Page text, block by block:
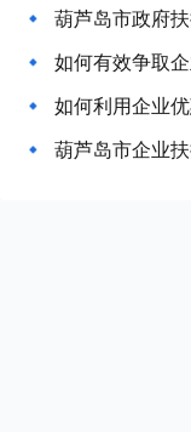
葫芦岛市政府
如何有效争取
如何利用企业
葫芦岛市企业